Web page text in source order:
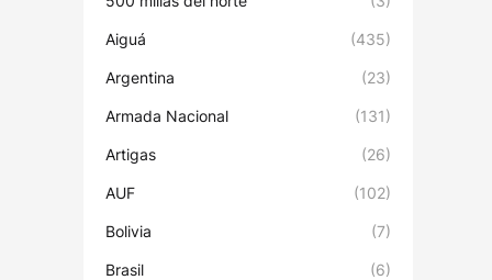
Aiguá (435)
Argentina (23)
Armada Nacional (131)
Artigas (26)
AUF (102)
Bolivia (7)
Brasil (6)